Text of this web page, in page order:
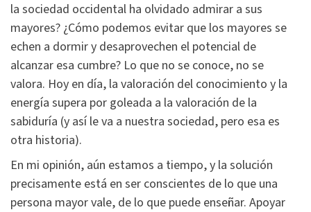
la sociedad occidental ha olvidado admirar a sus
mayores? ¿Cómo podemos evitar que los mayores se
echen a dormir y desaprovechen el potencial de
alcanzar esa cumbre? Lo que no se conoce, no se
valora. Hoy en día, la valoración del conocimiento y la
energía supera por goleada a la valoración de la
sabiduría (y así le va a nuestra sociedad, pero esa es
otra historia).
En mi opinión, aún estamos a tiempo, y la solución
precisamente está en ser conscientes de lo que una
persona mayor vale, de lo que puede enseñar. Apoyar